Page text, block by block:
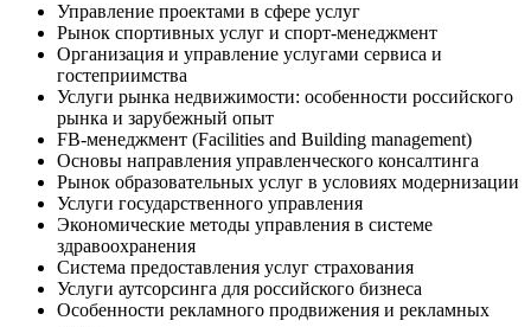
Управление проектами в сфере услуг
Рынок спортивных услуг и спорт-менеджмент
Организация и управление услугами сервиса и
гостеприимства
Услуги рынка недвижимости: особенности российского
рынка и зарубежный опыт
FB-менеджмент (Facilities and Building management)
Основы направления управленческого консалтинга
Рынок образовательных услуг в условиях модернизации
Услуги государственного управления
Экономические методы управления в системе
здравоохранения
Система предоставления услуг страхования
Услуги аутсорсинга для российского бизнеса
Особенности рекламного продвижения и рекламных